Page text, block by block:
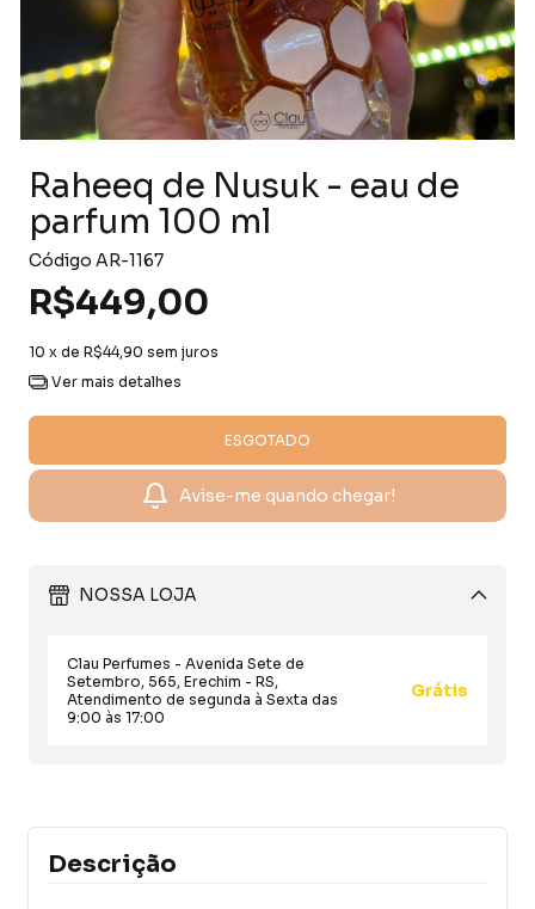
Raheeq de Nusuk - eau de
parfum 100 ml
Código AR-1167
R$449,00
10 x de R$44,90 sem juros
Ver mais detalhes
Avise-me quando chegar!
NOSSA LOJA
Clau Perfumes - Avenida Sete de
Setembro, 565, Erechim - RS,
Atendimento de segunda à Sexta das
9:00 às 17:00
Grátis
Descrição